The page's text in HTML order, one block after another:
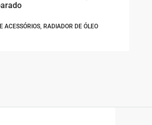
ACESSÓRIOS, RADIADOR DE ÓLEO